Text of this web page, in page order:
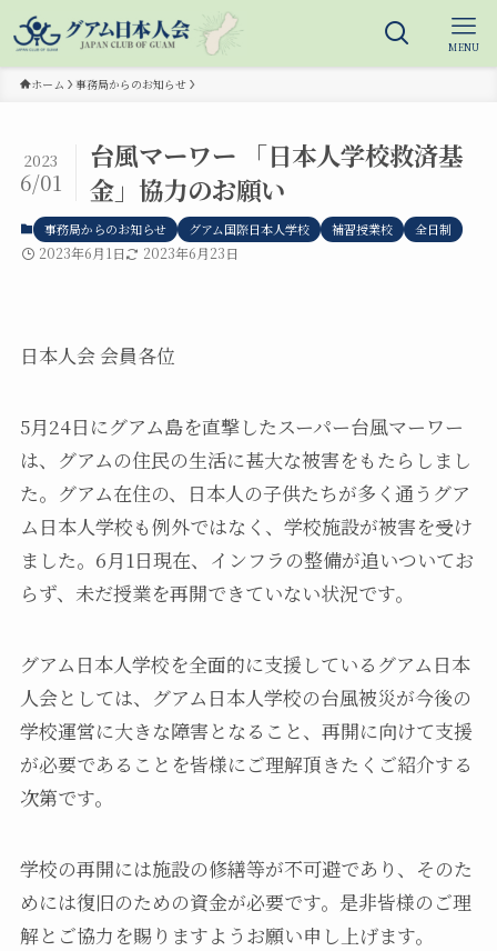
MENU
ホーム 事務局からのお知らせ
台風マーワー 「日本人学校救済基
金」協力のお願い
2023
6/01
事務局からのお知らせ グアム国際日本人学校 補習授業校 全日制
2023年6月1日 2023年6月23日
日本人会 会員各位
5月24日にグアム島を直撃したスーパー台風マーワー
は、グアムの住民の生活に甚大な被害をもたらしまし
た。グアム在住の、日本人の子供たちが多く通うグア
ム日本人学校も例外ではなく、学校施設が被害を受け
ました。6月1日現在、インフラの整備が追いついてお
らず、未だ授業を再開できていない状況です。
グアム日本人学校を全面的に支援しているグアム日本
人会としては、グアム日本人学校の台風被災が今後の
学校運営に大きな障害となること、再開に向けて支援
が必要であることを皆様にご理解頂きたくご紹介する
次第です。
学校の再開には施設の修繕等が不可避であり、そのた
めには復旧のための資金が必要です。是非皆様のご理
解とご協力を賜りますようお願い申し上げます。